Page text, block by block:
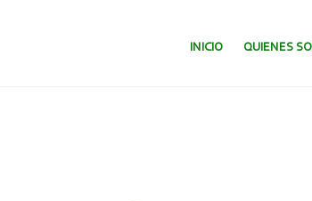
SALTAR AL
INICIO QUIENES